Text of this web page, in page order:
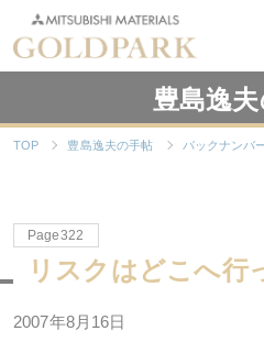
豊島逸
TOP 豊島逸夫の手帖 バックナンバ
Page322
リスクはどこへ行
2007年8月16日